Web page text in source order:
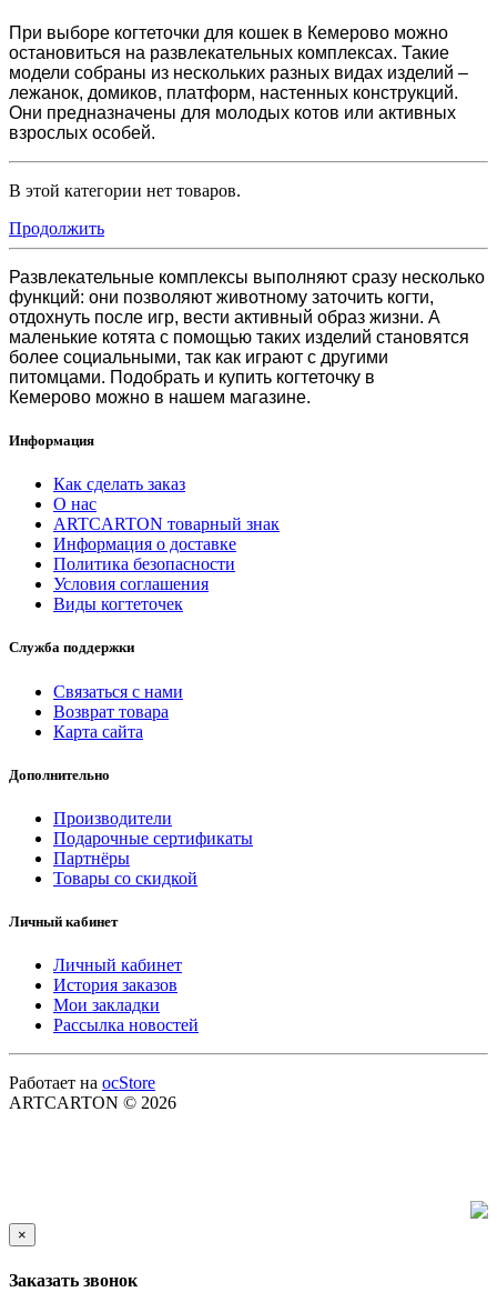
При выборе когтеточки для кошек в Кемерово можно
остановиться на развлекательных комплексах. Такие
модели собраны из нескольких разных видах изделий –
лежанок, домиков, платформ, настенных конструкций.
Они предназначены для молодых котов или активных
взрослых особей.
В этой категории нет товаров.
Продолжить
Развлекательные комплексы выполняют сразу несколько
функций: они позволяют животному заточить когти,
отдохнуть после игр, вести активный образ жизни. А
маленькие котята с помощью таких изделий становятся
более социальными, так как играют с другими
питомцами. Подобрать и купить когтеточку в
Кемерово можно в нашем магазине.
Информация
Как сделать заказ
О нас
ARTCARTON товарный знак
Информация о доставке
Политика безопасности
Условия соглашения
Виды когтеточек
Служба поддержки
Связаться с нами
Возврат товара
Карта сайта
Дополнительно
Производители
Подарочные сертификаты
Партнёры
Товары со скидкой
Личный кабинет
Личный кабинет
История заказов
Мои закладки
Рассылка новостей
Работает на ocStore
ARTCARTON © 2026
×
Заказать звонок